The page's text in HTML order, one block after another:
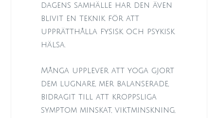
dagens samhälle har den även
blivit en teknik för att
upprätthålla fysisk och psykisk
hälsa.
Många upplever att yoga gjort
dem lugnare, mer balanserade,
bidragit till att kroppsliga
symptom minskat, viktminskning,